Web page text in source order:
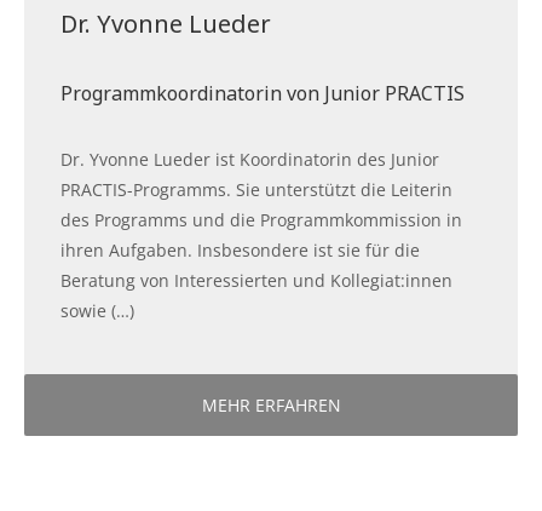
Dr. Yvonne Lueder
Programmkoordinatorin von Junior PRACTIS
Dr. Yvonne Lueder ist Koordinatorin des Junior
PRACTIS-Programms. Sie unterstützt die Leiterin
des Programms und die Programmkommission in
ihren Aufgaben. Insbesondere ist sie für die
Beratung von Interessierten und Kollegiat:innen
sowie (…)
MEHR ERFAHREN